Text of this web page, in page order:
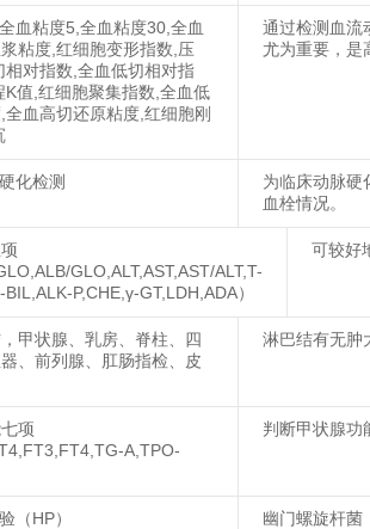
血粘度5,全血粘度30,全血
粘度,红细胞变形指数,压
相对指数,全血低切相对指
K值,红细胞聚集指数,全血低
全血高切还原粘度,红细胞刚
通过检测血流
尤为重要，是
化检测
为临床动脉硬
血栓情况。
GLO,ALT,AST,AST/ALT,T-
P,CHE,γ-GT,LDH,ADA）
可较好
甲状腺、乳房、脊柱、四
、前列腺、肛肠指检、皮
淋巴结有无肿
项
A,TPO-
判断甲状腺功
（HP）
幽门螺旋杆菌